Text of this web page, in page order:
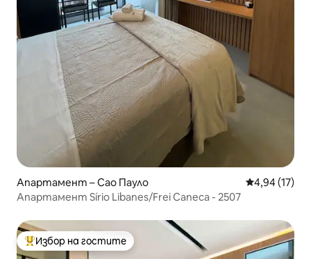
Апартамент – Сао Пауло Средна
4,94 (17)
Апартамент Sírio Libanes/Frei Caneca - 2507
Най-популярен избор на гостите
Избор на гостите